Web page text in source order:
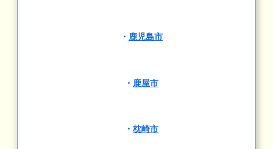
・ 鹿児島市
・ 鹿屋市
・ 枕崎市